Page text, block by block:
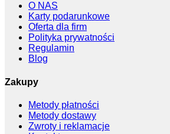
O NAS
Karty podarunkowe
Oferta dla firm
Polityka prywatności
Regulamin
Blog
Zakupy
Metody płatności
Metody dostawy
Zwroty i reklamacje